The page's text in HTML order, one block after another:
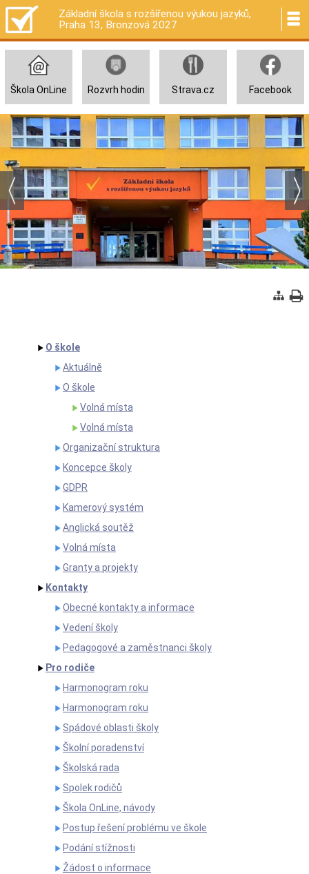
Škola OnLine Rozvrh hodin Strava.cz Facebook
Základní škola s rozšířenou výukou jazyků,
Praha 13, Bronzová 2027
O škole
Aktuálně
O škole
Volná místa
Volná místa
Organizační struktura
Koncepce školy
GDPR
Kamerový systém
Anglická soutěž
Volná místa
Granty a projekty
Kontakty
Obecné kontakty a informace
Vedení školy
Pedagogové a zaměstnanci školy
Pro rodiče
Harmonogram roku
Harmonogram roku
Spádové oblasti školy
Školní poradenství
Školská rada
Spolek rodičů
Škola OnLine, návody
Postup řešení problému ve škole
Podání stížnosti
Žádost o informace